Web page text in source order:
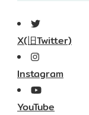
X(旧Twitter)
Instagram
YouTube